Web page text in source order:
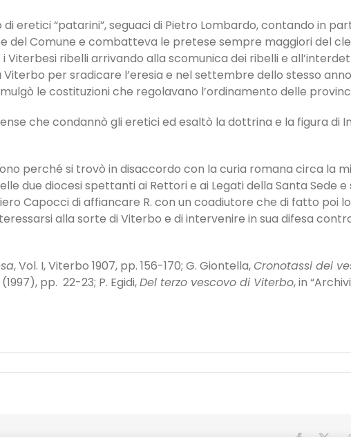
eretici “patarini”, seguaci di Pietro Lombardo, contando in
del Comune e combatteva le pretese sempre maggiori del
ribelli arrivando alla scomunica dei ribelli e
Viterbo per sradicare l’eresia e nel settembre dello stesso
le costituzioni che regolavano l’ordinamento delle
che condannò gli eretici ed esaltò la dottrina e la figura di
perché si trovò in disaccordo con la curia romana circa la
due diocesi spettanti ai Rettori e ai Legati della Santa Sede
Capocci di affiancare R. con un coadiutore che di fatto poi
alla sorte di Viterbo e di intervenire in sua difesa
, Vol. I, Viterbo 1907, pp. 156-170; G. Giontella,Cronotassi dei
pp. 22-23; P. Egidi,Del terzo vescovo di Viterbo, in
Facebook